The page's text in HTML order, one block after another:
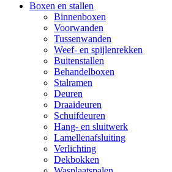
Boxen en stallen
Binnenboxen
Voorwanden
Tussenwanden
Weef- en spijlenrekken
Buitenstallen
Behandelboxen
Stalramen
Deuren
Draaideuren
Schuifdeuren
Hang- en sluitwerk
Lamellenafsluiting
Verlichting
Dekbokken